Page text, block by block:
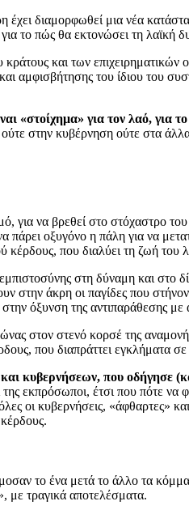
έχει διαμορφωθεί μια νέα
το πώς θα εκτονώσει τη λαϊκή
και των
αμφισβήτησης του ίδιου του
«στοίχημα» για τον λαό,
στην κυβέρνηση ούτε στα
για να βρεθεί στο στόχαστρο
οξυγόνο η πάλη για να
κέρδους, που διαλύει τη ζωή του
στη δύναμη και στο
άκρη οι παγίδες που
όξυνση της αντιπαράθεσης με
στον στενό κορσέ της
που διαπράττει εγκλήματα
κυβερνήσεων, που οδήγησε
εκπρόσωποι, έτσι που πότε
οι κυβερνήσεις, «άφθαρτες»
το ένα μετά το άλλο τα
με τραγικά αποτελέσματα.